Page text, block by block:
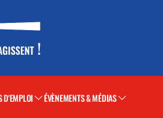
D'EMPLOI ÉVÈNEMENTS & MÉDIAS